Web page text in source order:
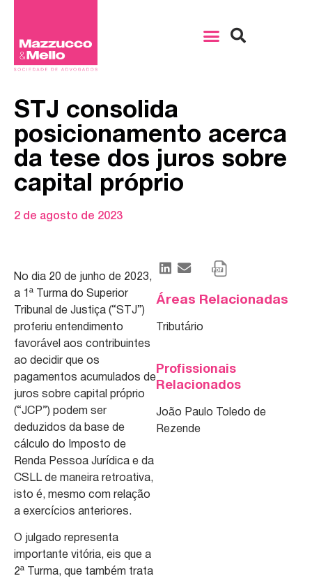
STJ consolida
posicionamento acerca
da tese dos juros sobre
capital próprio
2 de agosto de 2023
No dia 20 de junho de 2023,
a 1ª Turma do Superior
Tribunal de Justiça (“STJ”)
proferiu entendimento
favorável aos contribuintes
ao decidir que os
pagamentos acumulados de
juros sobre capital próprio
(“JCP”) podem ser
deduzidos da base de
cálculo do Imposto de
Renda Pessoa Jurídica e da
CSLL de maneira retroativa,
isto é, mesmo com relação
a exercícios anteriores.
O julgado representa
importante vitória, eis que a
2ª Turma, que também trata
Áreas Relacionadas
Tributário
Profissionais
Relacionados
João Paulo Toledo de
Rezende